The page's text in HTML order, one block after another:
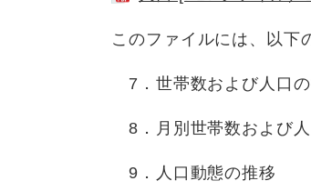
このファイルには、以下
7．世帯数および人口
8．月別世帯数および
9．人口動態の推移